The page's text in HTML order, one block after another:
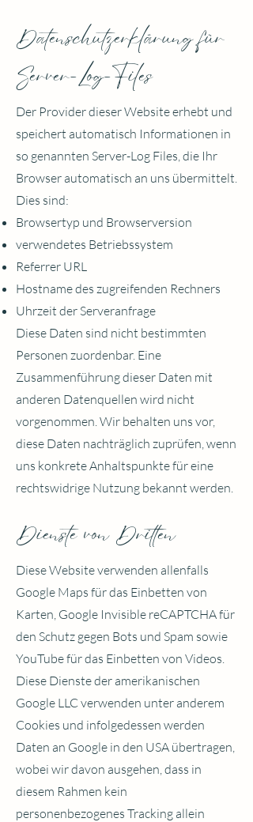
Datenschutzerklärung für
Server-Log-Files
Der Provider dieser Website erhebt und
speichert automatisch Informationen in
so genannten Server-Log Files, die Ihr
Browser automatisch an uns übermittelt.
Dies sind:
Browsertyp und Browserversion
verwendetes Betriebssystem
Referrer URL
Hostname des zugreifenden Rechners
Uhrzeit der Serveranfrage
Diese Daten sind nicht bestimmten
Personen zuordenbar. Eine
Zusammenführung dieser Daten mit
anderen Datenquellen wird nicht
vorgenommen. Wir behalten uns vor,
diese Daten nachträglich zuprüfen, wenn
uns konkrete Anhaltspunkte für eine
rechtswidrige Nutzung bekannt werden.
Dienste von Dritten
Diese Website verwenden allenfalls
Google Maps für das Einbetten von
Karten, Google Invisible reCAPTCHA für
den Schutz gegen Bots und Spam sowie
YouTube für das Einbetten von Videos.
Diese Dienste der amerikanischen
Google LLC verwenden unter anderem
Cookies und infolgedessen werden
Daten an Google in den USA übertragen,
wobei wir davon ausgehen, dass in
diesem Rahmen kein
personenbezogenes Tracking allein